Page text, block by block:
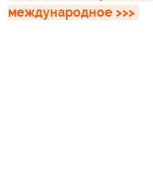
международное >>>